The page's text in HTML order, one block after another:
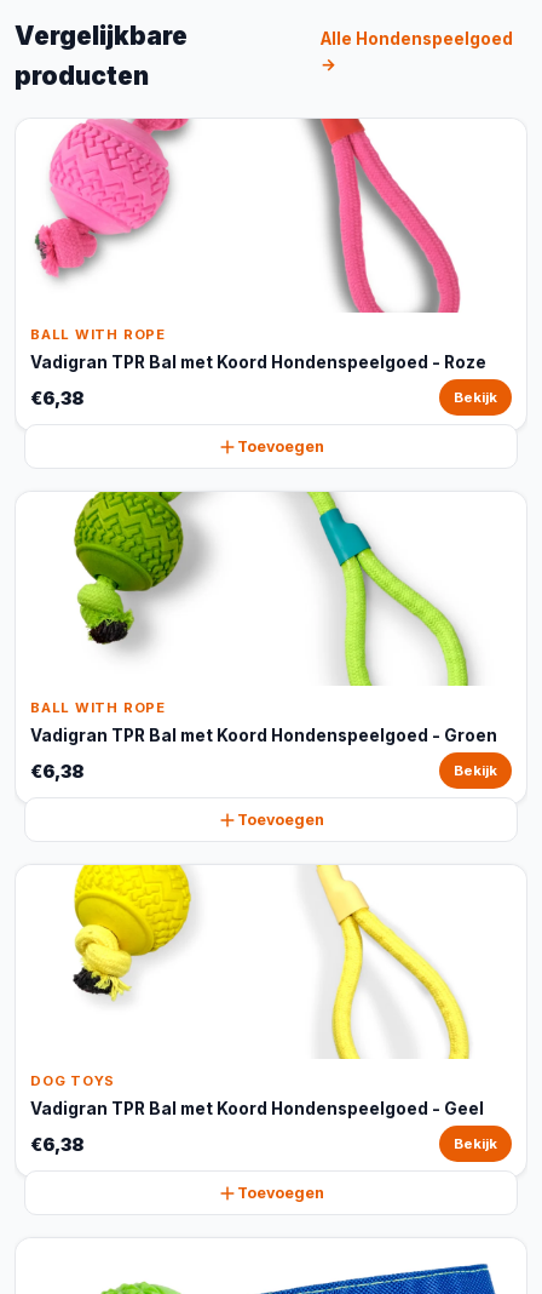
Vergelijkbare
producten
Alle Hondenspeelgoed
→
BALL WITH ROPE
Vadigran TPR Bal met Koord Hondenspeelgoed - Roze
€6,38 Bekijk
Toevoegen
BALL WITH ROPE
Vadigran TPR Bal met Koord Hondenspeelgoed - Groen
€6,38 Bekijk
Toevoegen
DOG TOYS
Vadigran TPR Bal met Koord Hondenspeelgoed - Geel
€6,38 Bekijk
Toevoegen